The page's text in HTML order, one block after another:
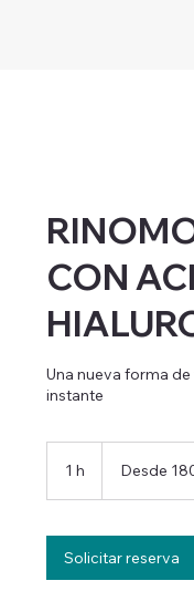
CON
Una nueva forma
instante
1 h
eurosDesde
Solicitar reserva